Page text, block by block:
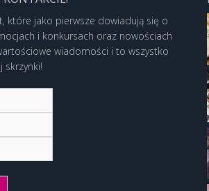
które jako pierwsze dowiadują się o
i konkursach oraz nowościach
wiadomości i to wszystko
skrzynki!